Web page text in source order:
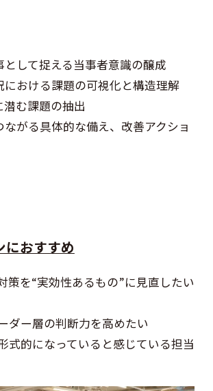
して捉える当事者意識の醸成
おける課題の可視化と構造理解
む課題の抽出
がる具体的な備え、改善アクショ
におすすめ
策を“実効性あるもの”に見直したい
ダー層の判断力を高めたい
式的になっていると感じている担当